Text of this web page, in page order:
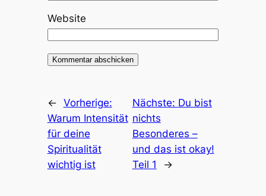
Website
← Vorherige:
Warum Intensität
für deine
Spiritualität
wichtig ist
Nächste: Du bist
nichts
Besonderes –
und das ist okay!
Teil 1
→